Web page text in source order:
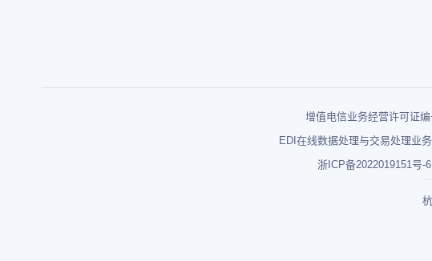
增值电信业务经营许可证
EDI在线数据处理与交易处理业
浙ICP备2022019151号-6